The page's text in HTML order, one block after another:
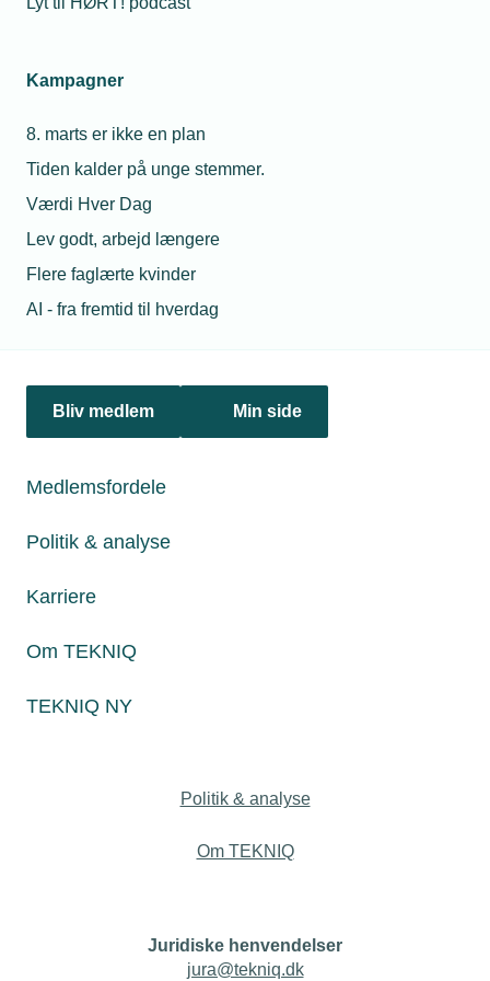
Kampagner
8. marts er ikke en plan
Tiden kalder på unge stemmer.
Værdi Hver Dag
Lev godt, arbejd længere
Flere faglærte kvinder
AI - fra fremtid til hverdag
Bliv medlem Min side
Medlemsfordele
Politik & analyse
Karriere
Om TEKNIQ
TEKNIQ NY
Hos Poul Sejr Nielsen vil de gøre deres del for at tiltrække
Spørgeboks
12. januar 2026
Vores voksenlærling skal have afkortet sin
uddannelsestid - hvad gør vi?
erhvervserfaring fra et tidligere job. Derfor skal hans
Politik & analyse
Om TEKNIQ
Juridiske henvendelser
jura@tekniq.dk